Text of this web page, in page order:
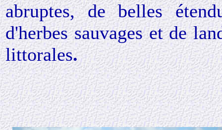
abruptes, de belles
d'herbes sauvages et de
littorales.